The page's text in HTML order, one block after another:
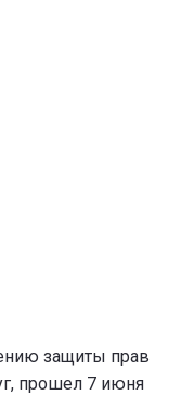
защиты прав
прошел 7 июня